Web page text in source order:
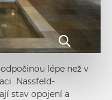
lépe než v
Nassfeld-
stav opojení a